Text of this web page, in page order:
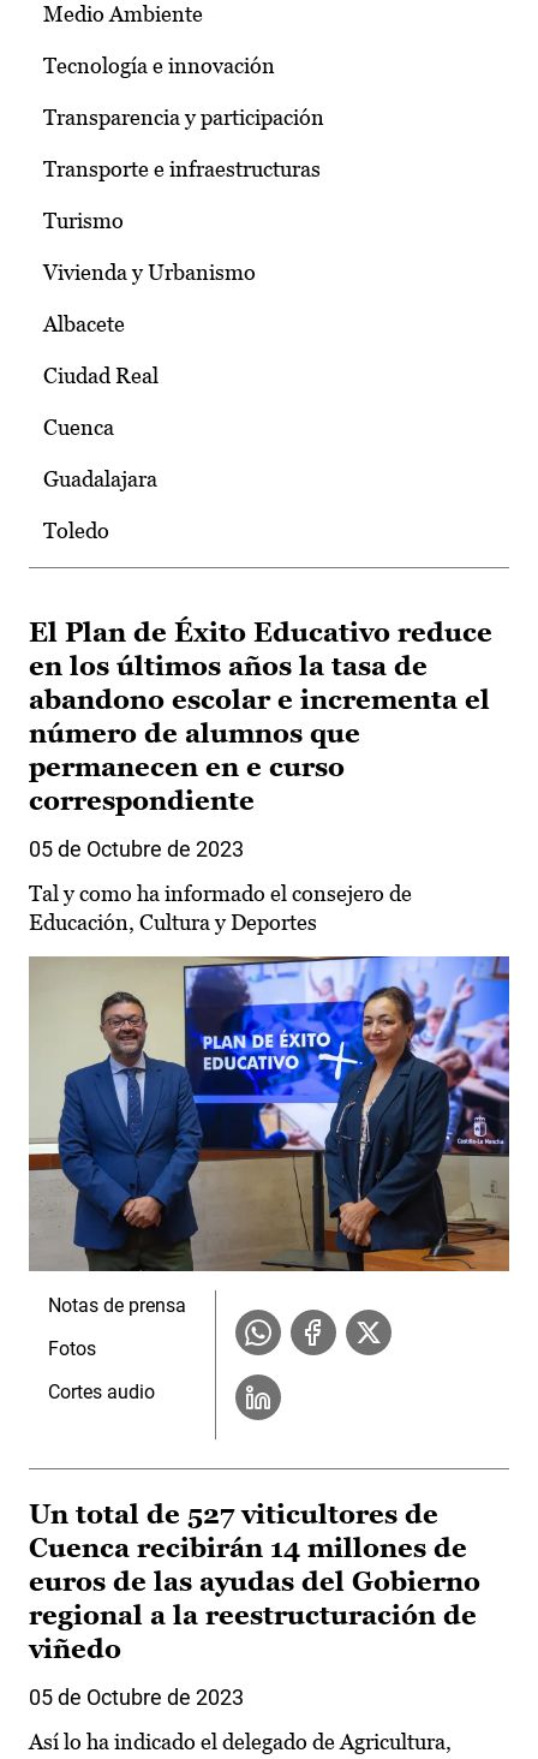
Medio Ambiente
Tecnología e innovación
Transparencia y participación
Transporte e infraestructuras
Turismo
Vivienda y Urbanismo
Albacete
Ciudad Real
Cuenca
Guadalajara
Toledo
El Plan de Éxito Educativo reduce
en los últimos años la tasa de
abandono escolar e incrementa el
número de alumnos que
permanecen en e curso
correspondiente
05 de Octubre de 2023
Tal y como ha informado el consejero de
Educación, Cultura y Deportes
Notas de prensa
Fotos
Cortes audio
Un total de 527 viticultores de
Cuenca recibirán 14 millones de
euros de las ayudas del Gobierno
regional a la reestructuración de
viñedo
05 de Octubre de 2023
Así lo ha indicado el delegado de Agricultura,